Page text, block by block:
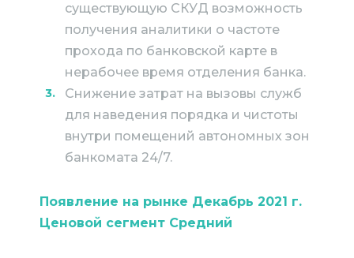
существующую СКУД возможность
получения аналитики о частоте
прохода по банковской карте в
нерабочее время отделения банка.
Снижение затрат на вызовы служб
для наведения порядка и чистоты
внутри помещений автономных зон
банкомата 24/7.
Появление на рынке Декабрь 2021 г.
Ценовой сегмент Средний